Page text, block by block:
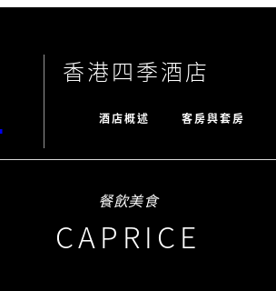
香港四季酒店
酒店概述 客房與套房
餐飲美食
CAPRICE